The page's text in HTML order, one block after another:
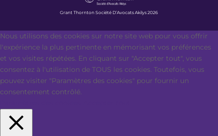
Grant Thornton Société D’Avocats Akilys 2026
Nous utilisons des cookies sur notre site web pour vous offrir
l'expérience la plus pertinente en mémorisant vos préférences
et vos visites répétées. En cliquant sur "Accepter tout", vous
consentez à l'utilisation de TOUS les cookies. Toutefois, vous
pouvez visiter "Paramètres des cookies" pour fournir un
consentement contrôlé.